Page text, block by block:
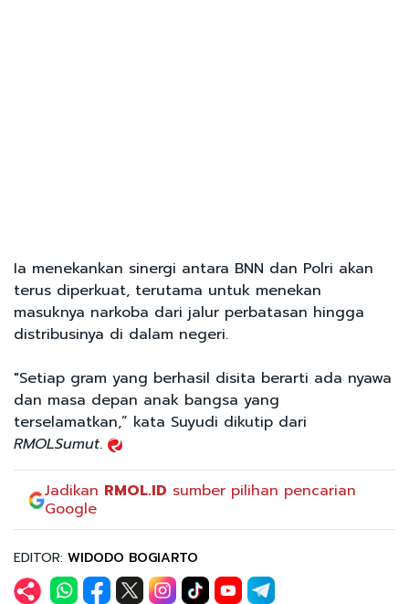
Ia menekankan sinergi antara BNN dan Polri akan
terus diperkuat, terutama untuk menekan
masuknya narkoba dari jalur perbatasan hingga
distribusinya di dalam negeri.
"Setiap gram yang berhasil disita berarti ada nyawa
dan masa depan anak bangsa yang
terselamatkan,” kata Suyudi dikutip dari
RMOLSumut.
Jadikan RMOL.ID sumber pilihan pencarian
Google
EDITOR: WIDODO BOGIARTO